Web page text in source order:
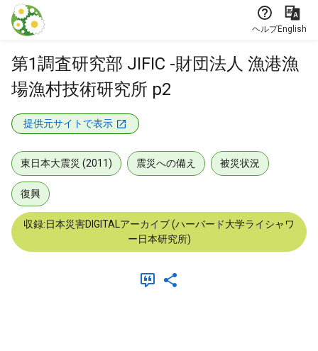
本文に飛ぶ
ヘルプEnglish
第1調査研究部 JIFIC -財団法人 漁港漁
場漁村技術研究所 p2
提供元サイトで表示
東日本大震災 (2011) 震災への備え 被災状況
復興
収録:日本災害DIGITALアーカイブ (ハーバード大学ライシャワ
ー日本研究所)